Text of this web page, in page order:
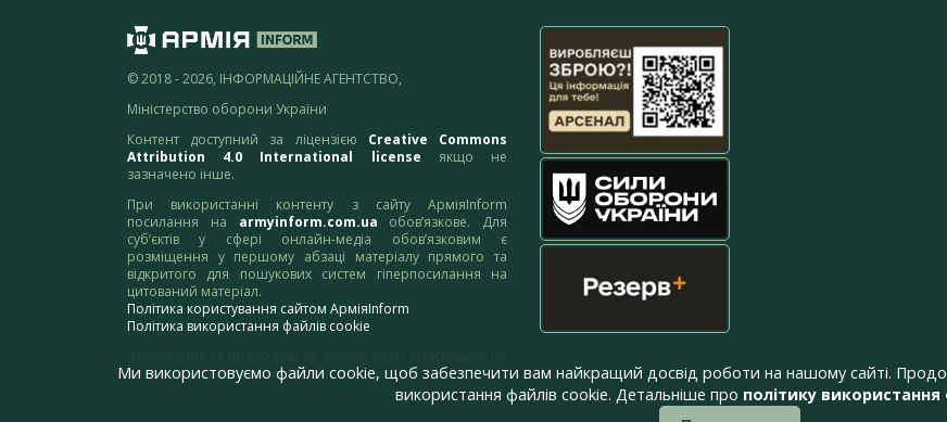
© 2018 - 2026, ІНФОРМАЦІЙНЕ АГЕНТСТВО,
Міністерство оборони України
Контент доступний за ліцензією Creative Commons
Attribution 4.0 International license якщо не
зазначено інше.
При використанні контенту з сайту АрміяInform
посилання на armyinform.com.ua обов’язкове. Для
суб’єктів у сфері онлайн-медіа обов’язковим є
розміщення у першому абзаці матеріалу прямого та
відкритого для пошукових систем гіперпосилання на
цитований матеріал.
Політика користування сайтом АрміяInform
Політика використання файлів cookie
адресу:webmaster@armyinform.com.ua
Ми використовуємо файли cookie, щоб забезпечити вам найкращий досвід роботи на нашому сайті.
використання файлів cookie. Детальніше про політику